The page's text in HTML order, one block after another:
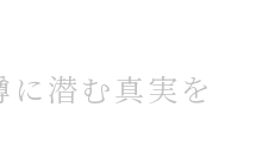
に潜む真実を